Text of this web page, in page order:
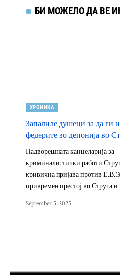
БИ МОЖЕЛО ДА ВЕ
ХРОНИКА
Запалиле душеци за да ги
федерите во депонија во
Надворешната канцеларија за
криминалистички работи
кривична пријава против
привремен престој во Струга
September 5, 2025